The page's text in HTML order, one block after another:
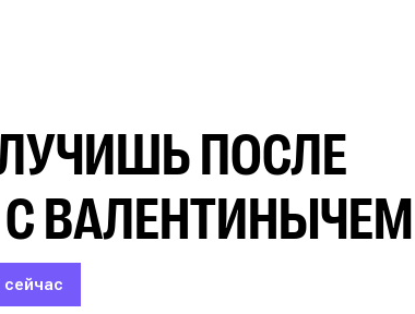
ПОСЛЕ
С ВАЛЕНТИНЫЧЕМ